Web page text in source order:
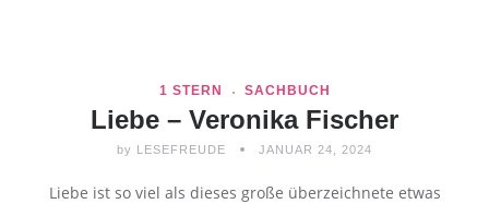
1 STERN SACHBUCH
Liebe – Veronika Fischer
by LESEFREUDE JANUAR 24, 2024
Liebe ist so viel als dieses große überzeichnete etwas